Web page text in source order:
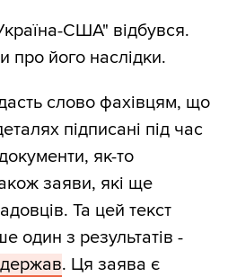
США" відбувся.
про його наслідки.
слово фахівцям, що
підписані під час
як-то
заяви, які ще
Та цей текст
один з результатів -
держав. Ця заява є